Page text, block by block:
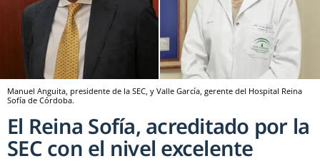
Manuel Anguita, presidente de la SEC, y Valle García, gerente del Hospital Reina
Sofía de Córdoba.
El Reina Sofía, acreditado por la
SEC con el nivel excelente